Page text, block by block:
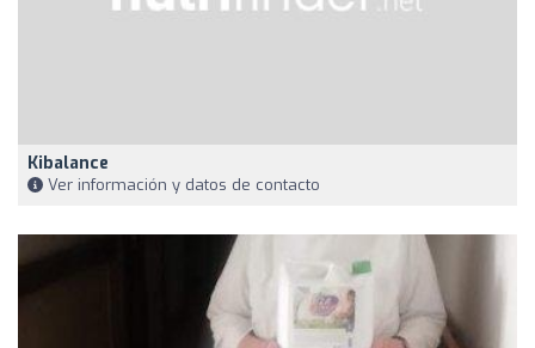
Kibalance
Ver información y datos de contacto